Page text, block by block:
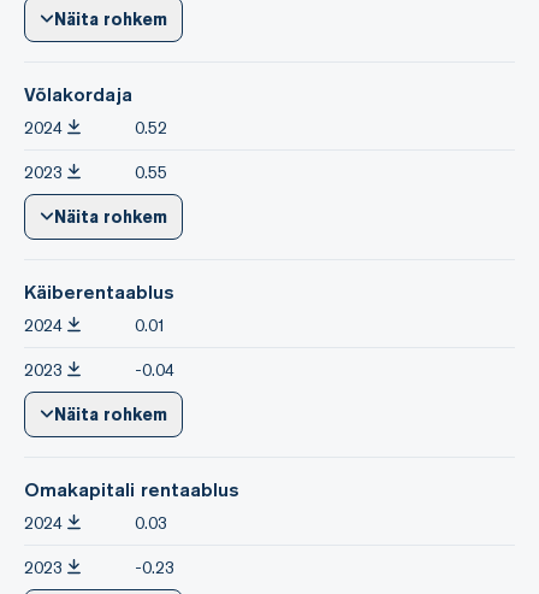
Näita rohkem
Võlakordaja
2024 0.52
2023 0.55
Näita rohkem
Käiberentaablus
2024 0.01
2023 -0.04
Näita rohkem
Omakapitali rentaablus
2024 0.03
2023 -0.23